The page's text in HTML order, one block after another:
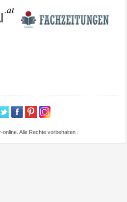
Alle Rechte vorbehalten .